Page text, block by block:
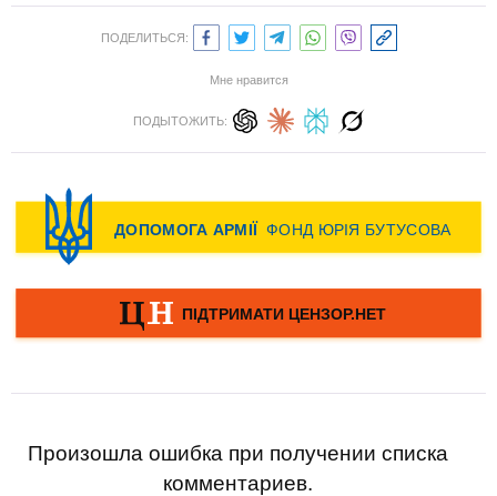
ПОДЕЛИТЬСЯ:
Мне нравится
ПОДЫТОЖИТЬ:
Произошла ошибка при получении списка
комментариев.